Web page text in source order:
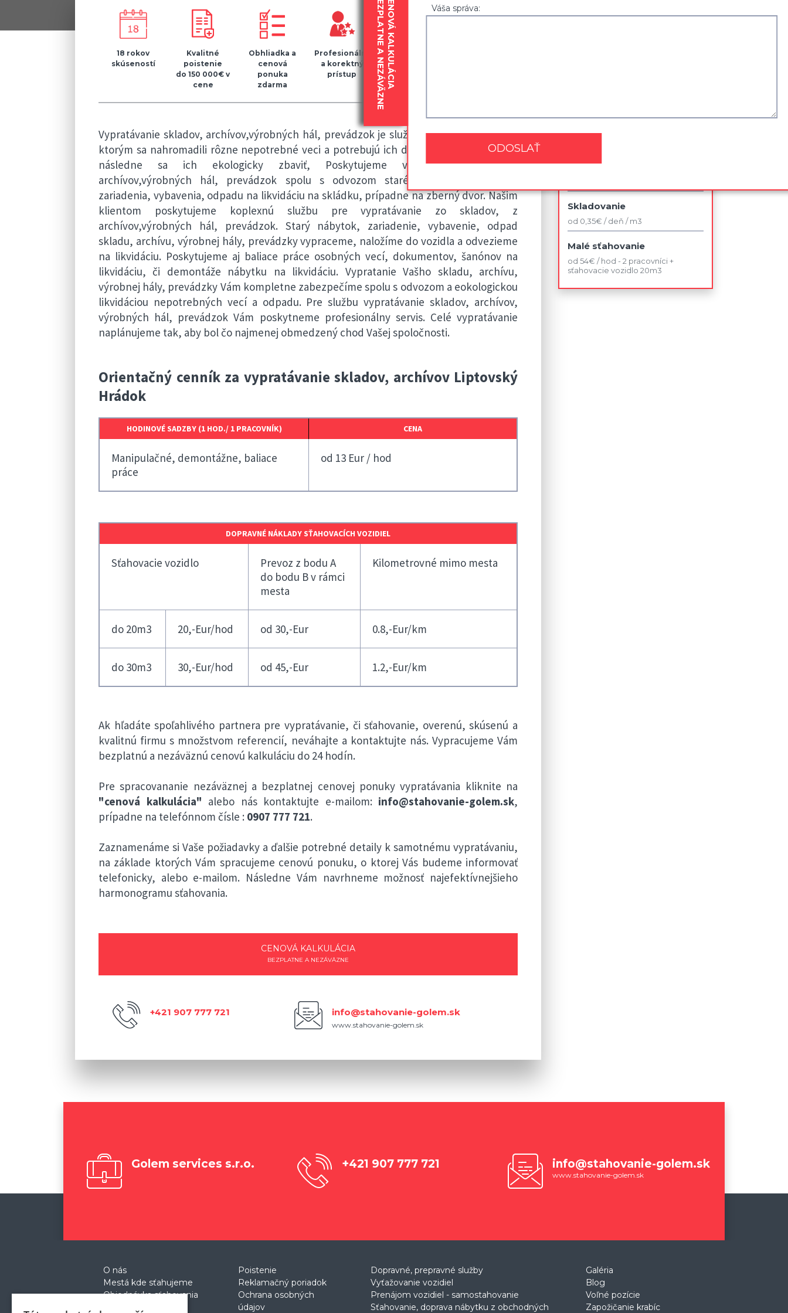
18 rokov
skúseností
Kvalitné
poistenie
do 150 000€ v
cene
Obhliadka a
cenová
ponuka
zdarma
Profesionálny
a korektný
prístup
materiál
Vypratávanie skladov, archívov,výrobných hál, prevádzok je služba pre našich klientov,
ktorým sa nahromadili rôzne nepotrebné veci a potrebujú ich dostať z ich priestorov a
následne sa ich ekologicky zbaviť, Poskytujeme vypratávanie skladov,
archívov,výrobných hál, prevádzok spolu s odvozom starého nábytku a iného
zariadenia, vybavenia, odpadu na likvidáciu na skládku, prípadne na zberný dvor. Našim
klientom poskytujeme koplexnú službu pre vypratávanie zo skladov, z
archívov,výrobných hál, prevádzok. Starý nábytok, zariadenie, vybavenie, odpad
skladu, archívu, výrobnej hály, prevádzky vypraceme, naložíme do vozidla a odvezieme
na likvidáciu. Poskytujeme aj baliace práce osobných vecí, dokumentov, šanónov na
likvidáciu, či demontáže nábytku na likvidáciu. Vypratanie Vašho skladu, archívu,
výrobnej hály, prevádzky Vám kompletne zabezpečíme spolu s odvozom a eokologickou
likvidáciou nepotrebných vecí a odpadu. Pre službu vypratávanie skladov, archívov,
výrobných hál, prevádzok Vám poskytneme profesionálny servis. Celé vypratávanie
naplánujeme tak, aby bol čo najmenej obmedzený chod Vašej spoločnosti.
Orientačný cenník za vypratávanie skladov, archívov Liptovský
Hrádok
HODINOVÉ SADZBY (1 HOD./ 1 PRACOVNÍK) CENA
Manipulačné, demontážne, baliace
práce
od 13 Eur / hod
DOPRAVNÉ NÁKLADY SŤAHOVACÍCH VOZIDIEL
Sťahovacie vozidlo
Prevoz z bodu A
do bodu B v rámci
mesta
Kilometrovné mimo mesta
do 20m3 20,-Eur/hod od 30,-Eur 0.8,-Eur/km
do 30m3 30,-Eur/hod od 45,-Eur 1.2,-Eur/km
Ak hľadáte spoľahlivého partnera pre vypratávanie, či sťahovanie, overenú, skúsenú a
kvalitnú firmu s množstvom referencií, neváhajte a kontaktujte nás. Vypracujeme Vám
bezplatnú a nezáväznú cenovú kalkuláciu do 24 hodín.
Pre spracovananie nezáväznej a bezplatnej cenovej ponuky vypratávania kliknite na
"cenová kalkulácia" alebo nás kontaktujte e-mailom: info@stahovanie-golem.sk,
prípadne na telefónnom čísle : 0907 777 721.
Zaznamenáme si Vaše požiadavky a ďalšie potrebné detaily k samotnému vypratávaniu,
na základe ktorých Vám spracujeme cenovú ponuku, o ktorej Vás budeme informovať
telefonicky, alebo e-mailom. Následne Vám navrhneme možnosť najefektívnejšieho
harmonogramu sťahovania.
CENOVÁ KALKULÁCIA
BEZPLATNE A NEZÁVÄZNE
+421 907 777 721 info@stahovanie-golem.sk
www.stahovanie-golem.sk
Likvidácia nábytku
Skladovanie
od 0,35€ / deň / m3
Malé sťahovanie
od 54€ / hod - 2 pracovníci +
sťahovacie vozidlo 20m3
Golem services s.r.o. +421 907 777 721 info@stahovanie-golem.sk
www.stahovanie-golem.sk
O nás
Mestá kde sťahujeme
Objednávka sťahovania
Poistenie
Reklamačný poriadok
Ochrana osobných
údajov
Dopravné, prepravné služby
Vyťažovanie vozidiel
Prenájom vozidiel - samostahovanie
Sťahovanie, doprava nábytku z obchodných
Galéria
Blog
Voľné pozície
Zapožičanie krabíc
Váša správa:
BEZPLATNE A NEZÁVÄZNECENOVÁ KALKULÁCIA